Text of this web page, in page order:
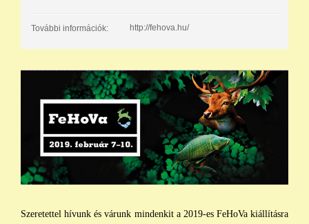
További információk: http://fehova.hu/
Szeretettel hívunk és várunk mindenkit a 2019-es FeHoVa kiállításra